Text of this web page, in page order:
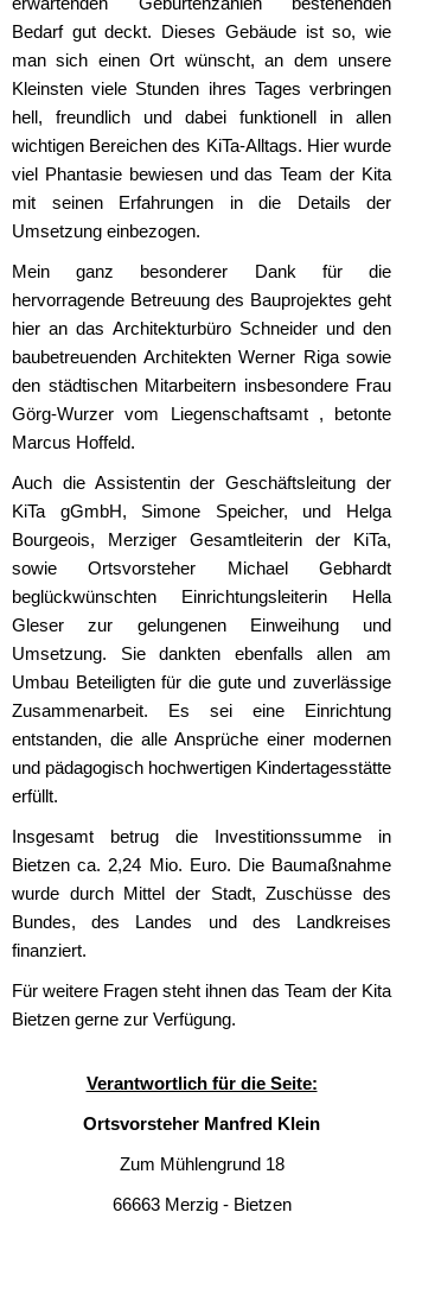
Bedarf gut deckt. Dieses Gebäude ist so, wie
man sich einen Ort wünscht, an dem unsere
Kleinsten viele Stunden ihres Tages verbringen
hell, freundlich und dabei funktionell in allen
wichtigen Bereichen des KiTa-Alltags. Hier wurde
viel Phantasie bewiesen und das Team der Kita
mit seinen Erfahrungen in die Details der
Umsetzung einbezogen.
Mein ganz besonderer Dank für die
hervorragende Betreuung des Bauprojektes geht
hier an das Architekturbüro Schneider und den
baubetreuenden Architekten Werner Riga sowie
den städtischen Mitarbeitern insbesondere Frau
Görg-Wurzer vom Liegenschaftsamt , betonte
Marcus Hoffeld.
Auch die Assistentin der Geschäftsleitung der
KiTa gGmbH, Simone Speicher, und Helga
Bourgeois, Merziger Gesamtleiterin der KiTa,
sowie Ortsvorsteher Michael Gebhardt
beglückwünschten Einrichtungsleiterin Hella
Gleser zur gelungenen Einweihung und
Umsetzung. Sie dankten ebenfalls allen am
Umbau Beteiligten für die gute und zuverlässige
Zusammenarbeit. Es sei eine Einrichtung
entstanden, die alle Ansprüche einer modernen
und pädagogisch hochwertigen Kindertagesstätte
erfüllt.
Insgesamt betrug die Investitionssumme in
Bietzen ca. 2,24 Mio. Euro. Die Baumaßnahme
wurde durch Mittel der Stadt, Zuschüsse des
Bundes, des Landes und des Landkreises
finanziert.
Für weitere Fragen steht ihnen das Team der Kita
Bietzen gerne zur Verfügung.
Verantwortlich für die Seite:
Ortsvorsteher Manfred Klein
Zum Mühlengrund 18
66663 Merzig - Bietzen